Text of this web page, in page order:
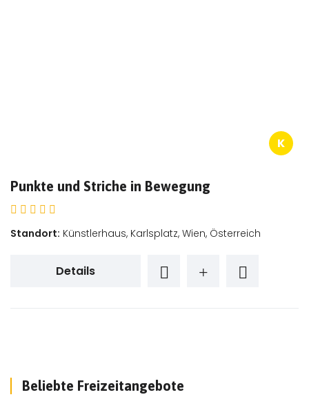
K
Punkte und Striche in Bewegung
Standort: Künstlerhaus, Karlsplatz, Wien, Österreich
Details
Beliebte Freizeitangebote